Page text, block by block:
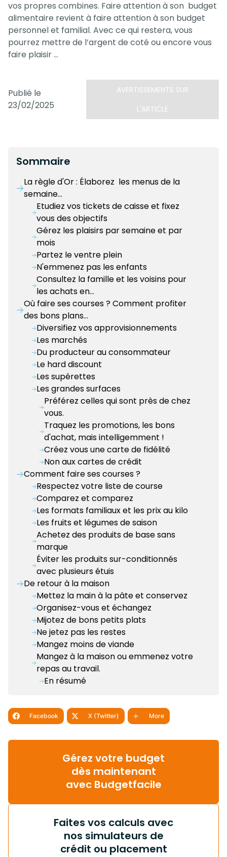
vos propres combines. Faire attention à son budget
alimentaire revient à faire attention à son budget
personnel et familial. Avec ce qui restera, vous
pourrez mettre de l’argent de coté ou encore vous
faire plaisir …
Publié le
23/02/2025
AVERTISSEMENTS SUR
L'ARTICLE
Sommaire
La règle d'Or : Élaborez les menus de la
semaine…
Etudiez vos tickets de caisse et fixez
vous des objectifs
Gérez les plaisirs par semaine et par
mois
Partez le ventre plein
N'emmenez pas les enfants
Consultez la famille et les voisins pour
les achats en…
Où faire ses courses ? Comment profiter
des bons plans…
Diversifiez vos approvisionnements
Les marchés
Du producteur au consommateur
Le hard discount
Les supérettes
Les grandes surfaces
Préférez celles qui sont près de chez
vous.
Traquez les promotions, les bons
d'achat, mais intelligemment !
Créez vous une carte de fidélité
Non aux cartes de crédit
Comment faire ses courses ?
Respectez votre liste de course
Comparez et comparez
Les formats familiaux et les prix au kilo
Les fruits et légumes de saison
Achetez des produits de base sans
marque
Éviter les produits sur-conditionnés
avec plusieurs étuis
De retour à la maison
Mettez la main à la pâte et conservez
Organisez-vous et échangez
Mijotez de bons petits plats
Ne jetez pas les restes
Mangez moins de viande
Mangez à la maison ou emmenez votre
repas au travail.
En résumé
Facebook X (Twitter) More
Gérez votre budget
dès maintenant
avec Budgetfacile
Faites vos calculs avec
nos simulateurs de
crédit ou placement